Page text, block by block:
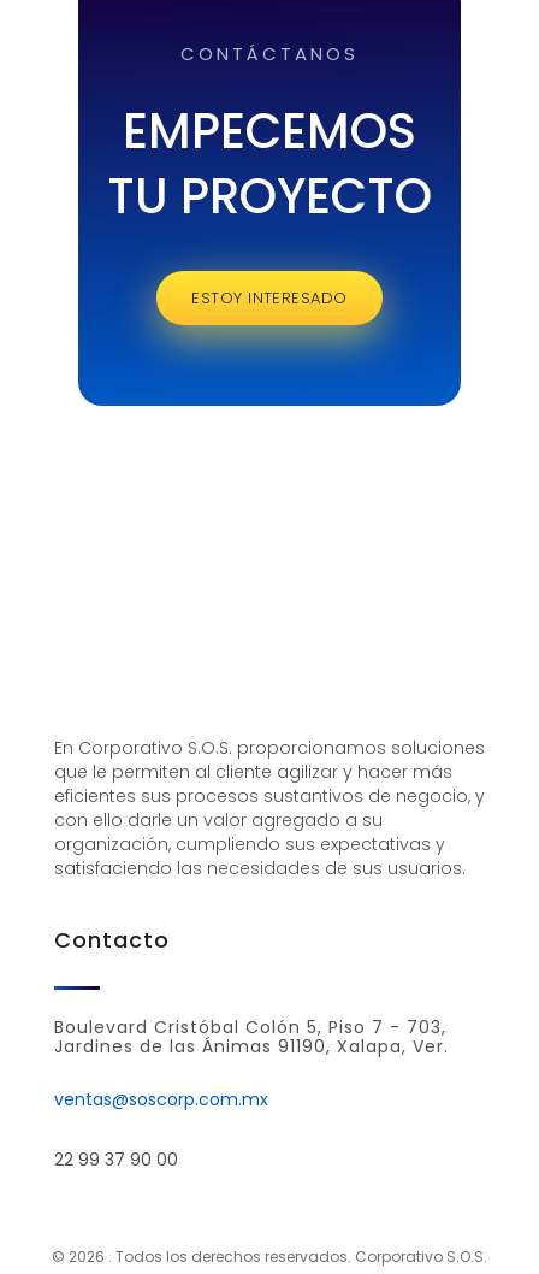
CONTÁCTANOS
EMPECEMOS
TU PROYECTO
ESTOY INTERESADO
En Corporativo S.O.S. proporcionamos soluciones
que le permiten al cliente agilizar y hacer más
eficientes sus procesos sustantivos de negocio, y
con ello darle un valor agregado a su
organización, cumpliendo sus expectativas y
satisfaciendo las necesidades de sus usuarios.
Contacto
Boulevard Cristóbal Colón 5, Piso 7 - 703,
Jardines de las Ánimas 91190, Xalapa, Ver.
ventas@soscorp.com.mx
22 99 37 90 00
© 2026 . Todos los derechos reservados. Corporativo S.O.S.